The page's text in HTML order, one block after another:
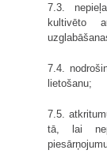
7.3.
kultivēto
7.4.
lietošanu;
7.5.
tā, lai